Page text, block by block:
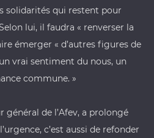
solidarités qui restent pour
lui, il faudra « renverser la
émerger « d’autres figures de
vrai sentiment du nous, un
commune. »
général de l’Afev, a prolongé
c’est aussi de refonder